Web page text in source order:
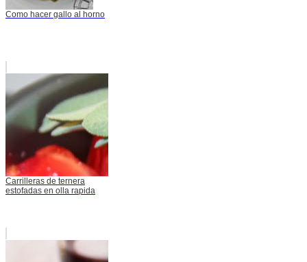
Como hacer gallo al horno
Carrilleras de ternera
estofadas en olla rapida